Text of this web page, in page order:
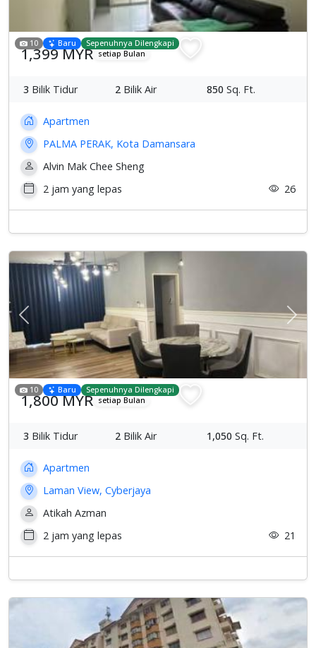
10 Baru Sepenuhnya Dilengkapi
1,399 MYR setiap Bulan
3 Bilik Tidur 2 Bilik Air 850 Sq. Ft.
Apartmen
PALMA PERAK, Kota Damansara
Alvin Mak Chee Sheng
2 jam yang lepas
26
Previous
10 Baru Sepenuhnya Dilengkapi
1,800 MYR setiap Bulan
3 Bilik Tidur 2 Bilik Air 1,050 Sq. Ft.
Apartmen
Laman View, Cyberjaya
Atikah Azman
2 jam yang lepas
21